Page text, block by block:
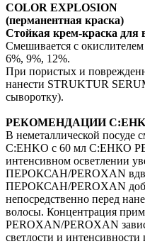
COLOR EXPLOSION
(перманентная краска)
Стойкая крем-краска для
Смешивается с
6%, 9%, 12%.
При пористых и
нанести STRUKTUR
сыворотку).
РЕКОМЕНДАЦИИ
В неметаллической посуде
C:EHKO с 60 мл С:ЕНКО
интенсивном осветлении
ПЕРОКСАН/PEROXAN
ПЕРОКСАН/PEROXAN
непосредственно перед
волосы. Концентрация
PEROXAN/PEROXAN
светлости и интенсивности